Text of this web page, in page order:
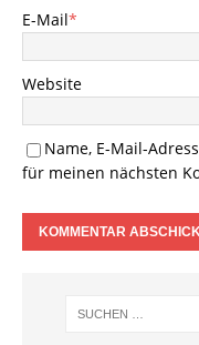
E-Mail*
Website
Name, E-Mail-
für meinen nächsten